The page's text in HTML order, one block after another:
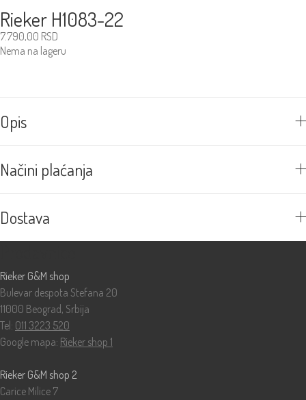
Rieker H1083-22
7.790,00 RSD
Nema na lageru
Opis
Načini plaćanja
Dostava
Rieker G&M shop
Bulevar despota Stefana 20
11000 Beograd, Srbija
Tel: 011 3223 520
Google mapa: Rieker shop 1
Rieker G&M shop 2
Carice Milice 7